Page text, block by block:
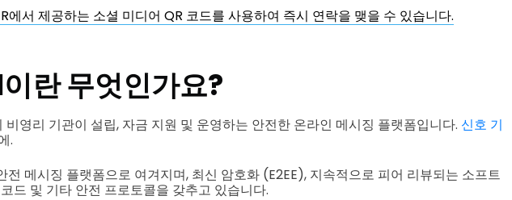
에서 제공하는 소셜 미디어 QR 코드를 사용하여 즉시 연락을 맺을 수 있습니다.
란 무엇인가요?
영리 기관이 설립, 자금 지원 및 운영하는 안전한 온라인 메시징 플랫폼입니다. 신호 기
.
전 메시징 플랫폼으로 여겨지며, 최신 암호화 (E2EE), 지속적으로 피어 리뷰되는 소프트
드 및 기타 안전 프로토콜을 갖추고 있습니다.